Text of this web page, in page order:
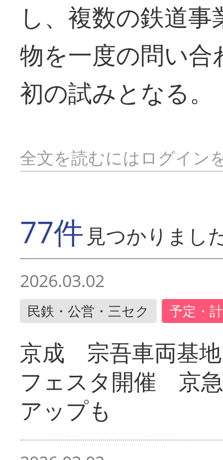
し、複数の鉄道
物を一度の問い
初の試みとなる。
全文を読むにはログイン
77件 見つかりまし
2026.03.02
民鉄・公営・三セク 予定・
京成 宗吾車両基
フェスタ開催 京
アップも